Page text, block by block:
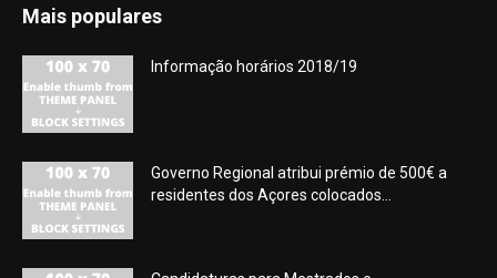
Mais populares
Informação horários 2018/19
Governo Regional atribui prémio de 500€ a
residentes dos Açores colocados...